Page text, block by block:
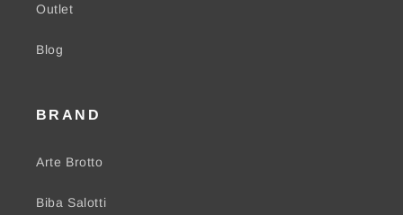
Outlet
Blog
BRAND
Arte Brotto
Biba Salotti